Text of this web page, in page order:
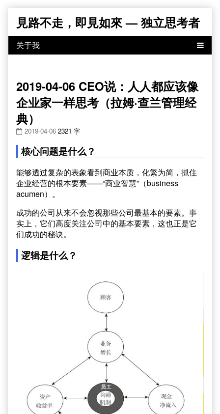
content
見路不走，即見如來 — 独立思考者
2019-04-06 CEO说：人人都应该像
企业家一样思考（拉姆·查兰管理经
典）
2019-04-06 2321 字
核心问题是什么？
能够透过复杂的表象看到商业本质，化繁为简，抓住
企业经营的根本要素——“商业智慧”（business
acumen）。
成功的公司从来不会忽视那些公司最基本的要素。事
实上，它们高度关注公司中的基本要素，这也正是它
们成功的秘诀。
逻辑是什么？